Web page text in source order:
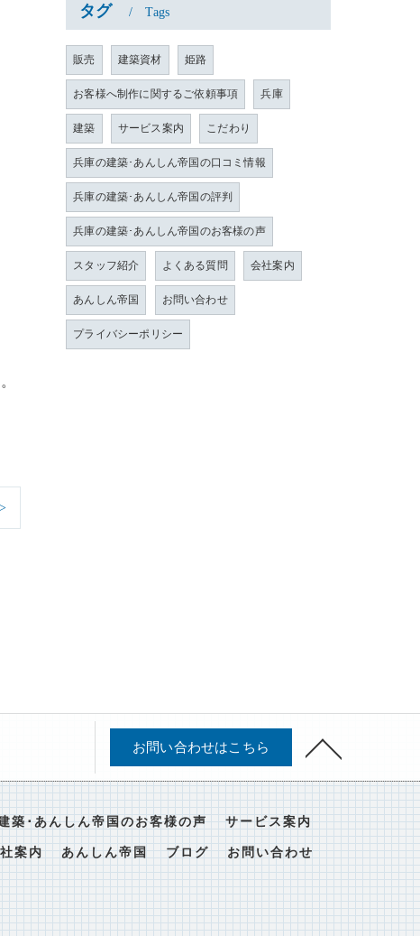
タグ Tags
販売 建築資材 姫路
お客様へ制作に関するご依頼事項 兵庫
建築 サービス案内 こだわり
兵庫の建築･あんしん帝国の口コミ情報
兵庫の建築･あんしん帝国の評判
兵庫の建築･あんしん帝国のお客様の声
スタッフ紹介 よくある質問 会社案内
あんしん帝国 お問い合わせ
プライバシーポリシー
お問い合わせはこちら
築･あんしん帝国のお客様の声 サービス案内
案内 あんしん帝国 ブログ お問い合わせ